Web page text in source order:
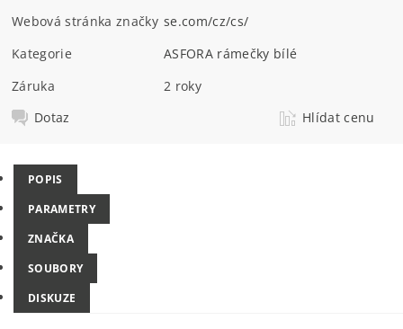
Webová stránka značky se.com/cz/cs/
Kategorie
ASFORA rámečky bílé
Záruka
2 roky
Dotaz
Hlídat cenu
POPIS
PARAMETRY
ZNAČKA
SOUBORY
DISKUZE